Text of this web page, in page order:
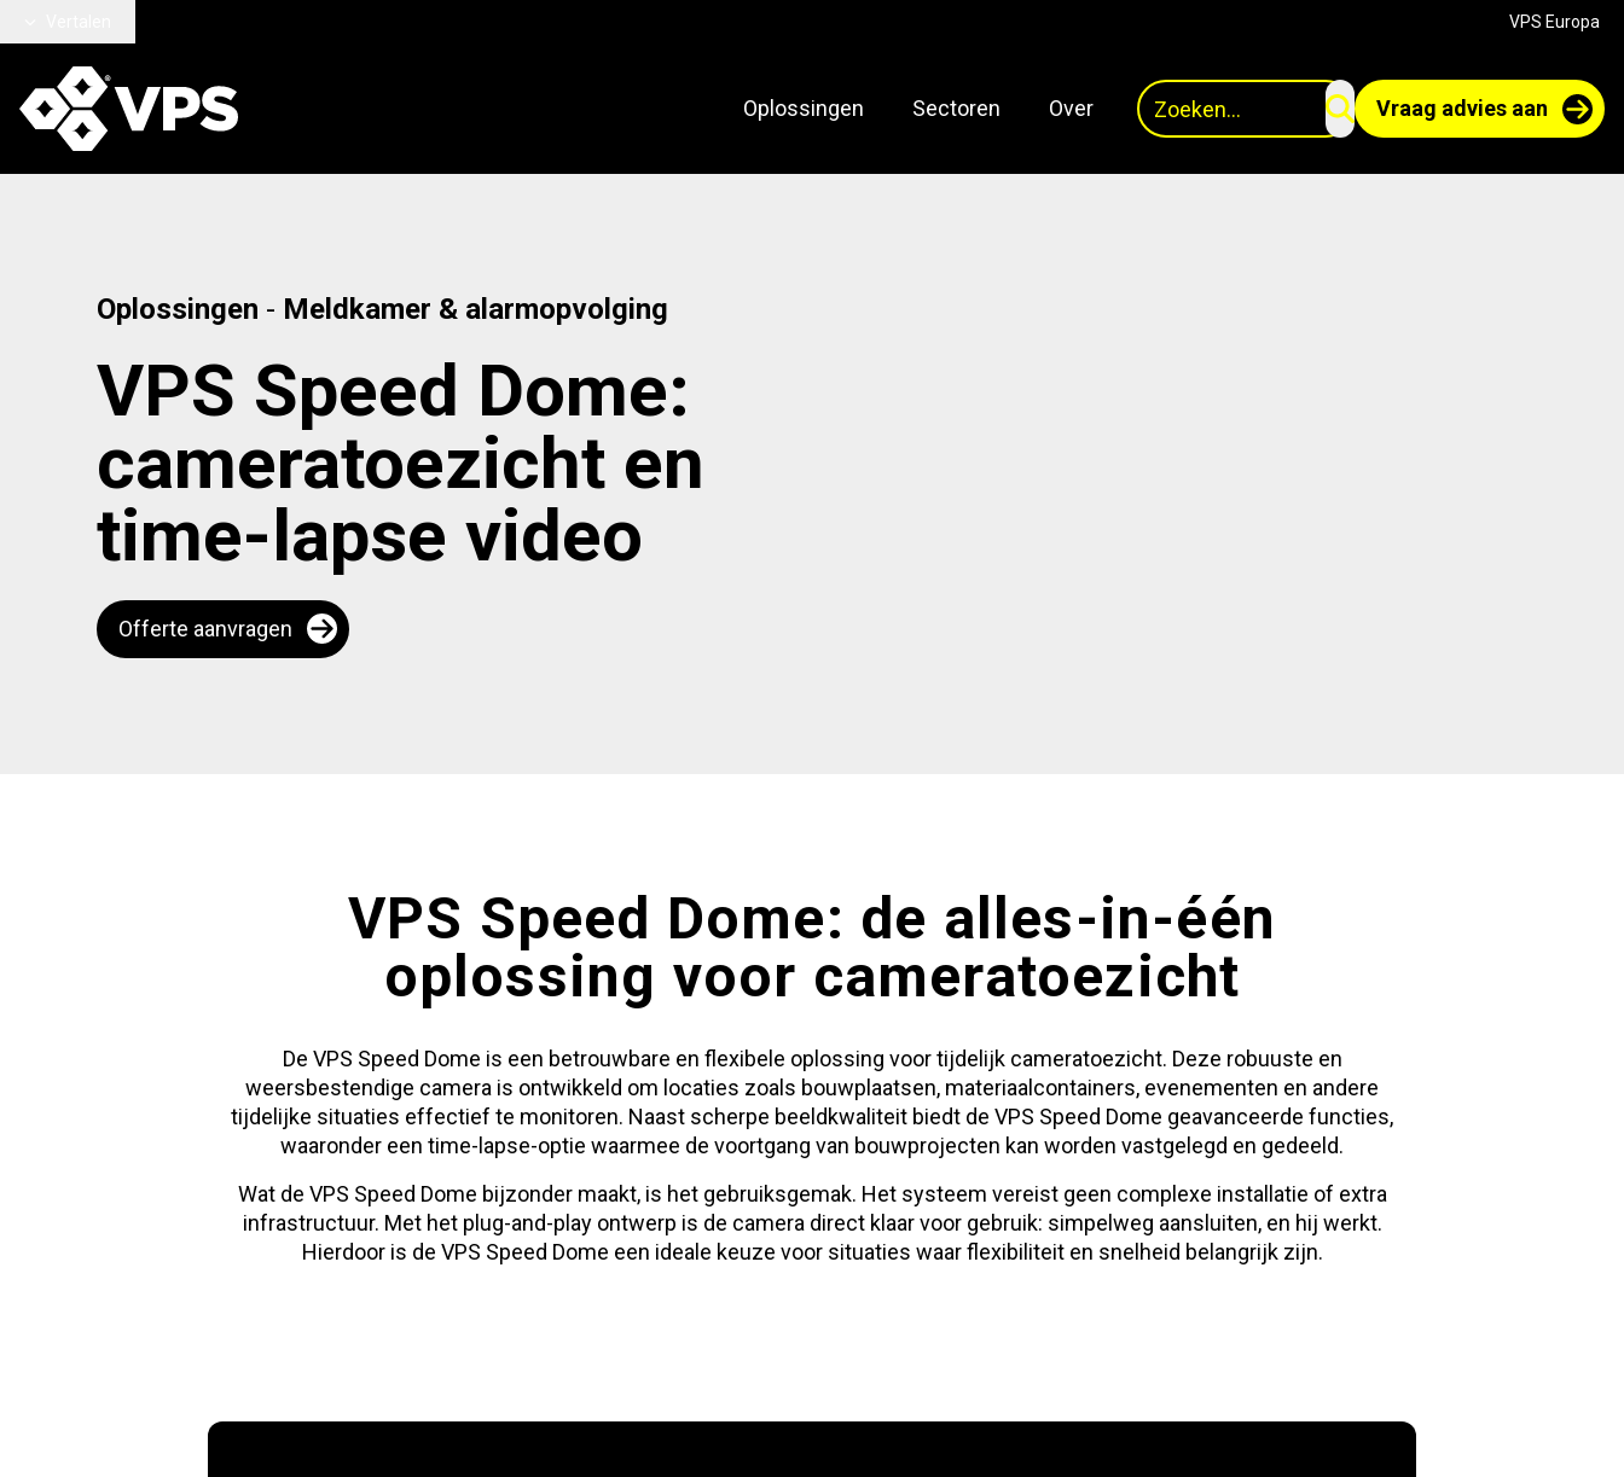
VPS Europa
Oplossingen Sectoren Over
Zoeken
Vraag advies aan
Oplossingen - Meldkamer & alarmopvolging
VPS Speed Dome:
cameratoezicht en
time-lapse video
Offerte aanvragen
VPS Speed Dome: de alles-in-één
oplossing voor cameratoezicht
De VPS Speed Dome is een betrouwbare en flexibele oplossing voor tijdelijk cameratoezicht. Deze robuuste en
weersbestendige camera is ontwikkeld om locaties zoals bouwplaatsen, materiaalcontainers, evenementen en andere
tijdelijke situaties effectief te monitoren. Naast scherpe beeldkwaliteit biedt de VPS Speed Dome geavanceerde functies,
waaronder een time-lapse-optie waarmee de voortgang van bouwprojecten kan worden vastgelegd en gedeeld.
Wat de VPS Speed Dome bijzonder maakt, is het gebruiksgemak. Het systeem vereist geen complexe installatie of extra
infrastructuur. Met het plug-and-play ontwerp is de camera direct klaar voor gebruik: simpelweg aansluiten, en hij werkt.
Hierdoor is de VPS Speed Dome een ideale keuze voor situaties waar flexibiliteit en snelheid belangrijk zijn.